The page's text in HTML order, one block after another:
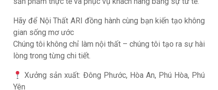
Hãy để Nội Thất ARI đồng hành cùng bạn kiến tạo không
gian sống mơ ước
Chúng tôi không chỉ làm nội thất – chúng tôi tạo ra sự hài
lòng trong từng chi tiết.
Xưởng sản xuất: Đông Phước, Hòa An, Phú Hòa, Phú
Yên